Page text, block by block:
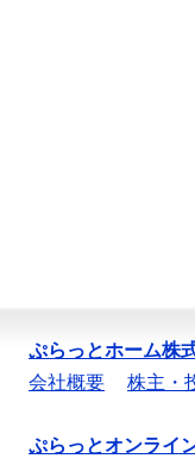
ぷらっとホーム株
会社概要
株主・
ぷらっとオンライ